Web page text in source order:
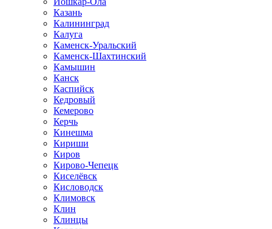
Казань
Калининград
Калуга
Каменск-Уральский
Каменск-Шахтинский
Камышин
Канск
Каспийск
Кедровый
Кемерово
Керчь
Кинешма
Кириши
Киров
Кирово-Чепецк
Киселёвск
Кисловодск
Климовск
Клин
Клинцы